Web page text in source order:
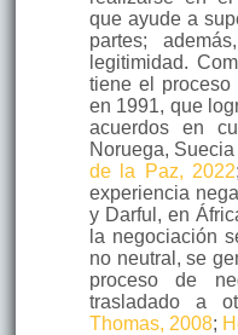
que ayude a
partes;
legitimidad.
tiene el proceso
en 1991, que
acuerdos en
Noruega,
de la Paz, 2022;
experiencia
y Darful, en
la negociación
no neutral, se
proceso de
trasladado a
Thomas, 2008;